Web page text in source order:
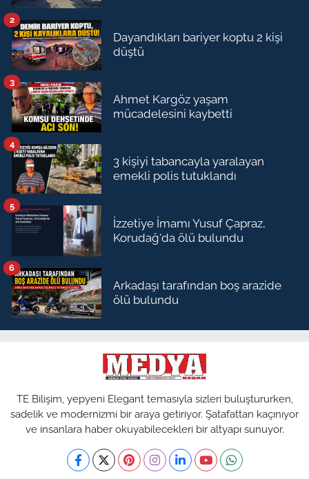
Dayandıkları bariyer koptu 2 kişi
düştü
2
Ahmet Kargöz yaşam
mücadelesini kaybetti
3
3 kişiyi tabancayla yaralayan
emekli polis tutuklandı
4
İzzetiye İmamı Yusuf Çapraz,
Korudağ'da ölü bulundu
5
Arkadaşı tarafından boş arazide
ölü bulundu
6
TE Bilişim, yepyeni Elegant temasıyla sizleri buluştururken,
sadelik ve modernizmi bir araya getiriyor. Şatafattan kaçınıyor
ve insanlara haber okuyabilecekleri bir altyapı sunuyor.